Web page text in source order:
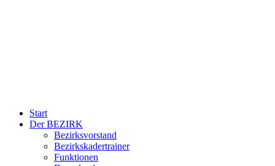
Start
Der BEZIRK
Bezirksvorstand
Bezirkskadertrainer
Funktionen